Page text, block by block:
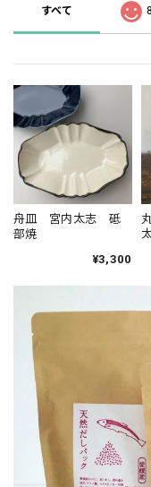
すべて
舟皿 宮内太志 砥
部焼
¥3,300